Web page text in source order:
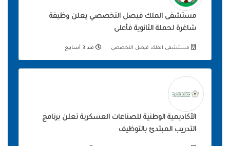
مستشفى الملك فيصل التخصصي يعلن وظيفة
شاغرة لحملة الثانوية فأعلى
مستشفى الملك فيصل التخصصي منذ 3 أسابيع
الأكاديمية الوطنية للصناعات العسكرية تعلن برنامج
التدريب المبتدئ بالتوظيف